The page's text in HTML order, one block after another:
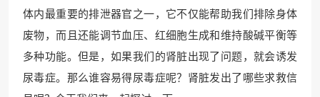
体内最重要的排泄器官之一，它不仅能帮助我们排除身体
废物，而且还能调节血压、红细胞生成和维持酸碱平衡等
多种功能。但是，如果我们的肾脏出现了问题，就会诱发
尿毒症。那么谁容易得尿毒症呢？肾脏发出了哪些求救信